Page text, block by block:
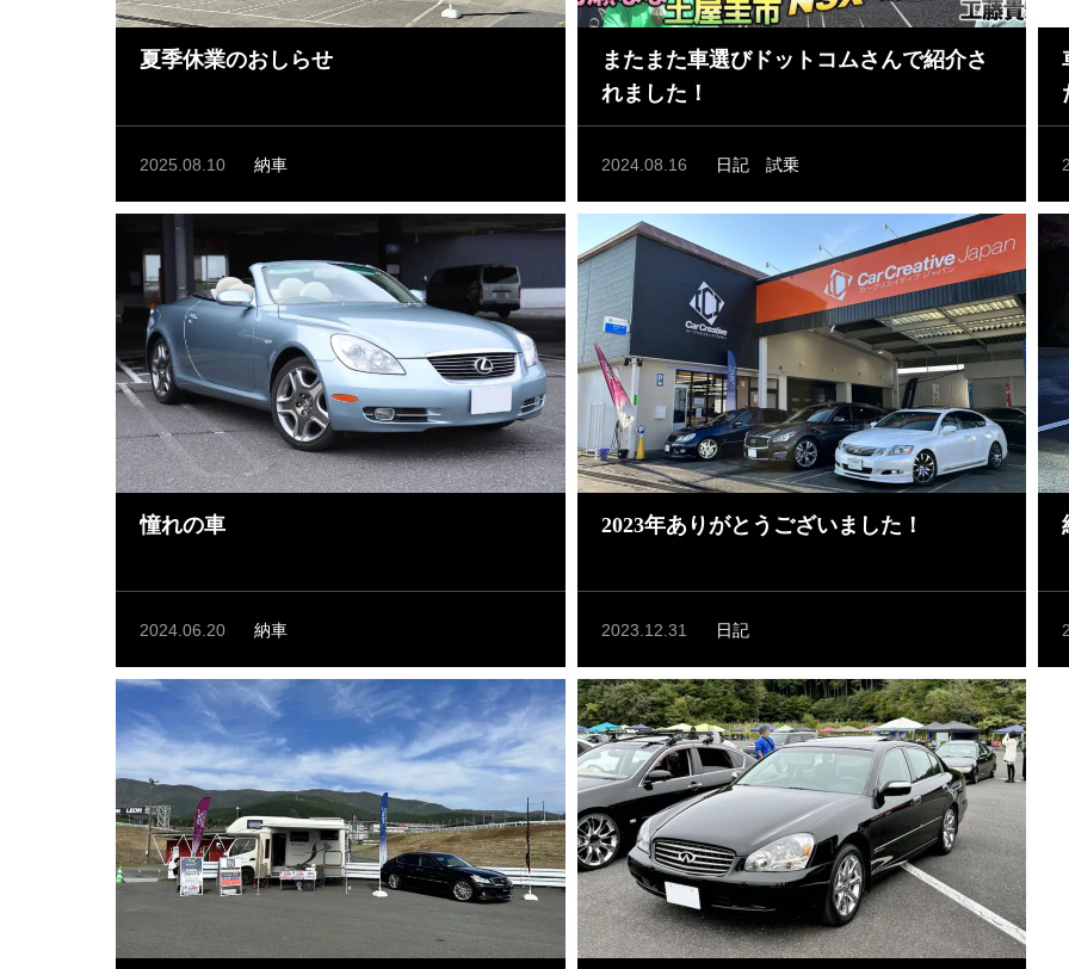
夏季休業のおしらせ
2025.08.10 納車
またまた車選びドットコムさんで紹介さ
れました！
2024.08.16 日記 試乗
憧れの車
2024.06.20 納車
2023年ありがとうございました！
2023.12.31 日記